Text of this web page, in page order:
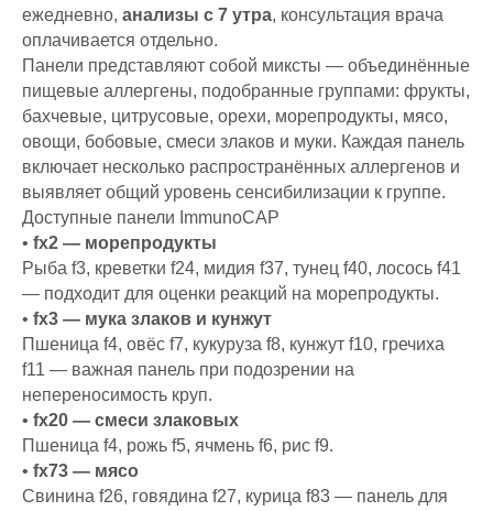
ежедневно, анализы с 7 утра, консультация врача
оплачивается отдельно.
Панели представляют собой миксты — объединённые
пищевые аллергены, подобранные группами: фрукты,
бахчевые, цитрусовые, орехи, морепродукты, мясо,
овощи, бобовые, смеси злаков и муки. Каждая панель
включает несколько распространённых аллергенов и
выявляет общий уровень сенсибилизации к группе.
Доступные панели ImmunoCAP
• fx2 — морепродукты
Рыба f3, креветки f24, мидия f37, тунец f40, лосось f41
— подходит для оценки реакций на морепродукты.
• fx3 — мука злаков и кунжут
Пшеница f4, овёс f7, кукуруза f8, кунжут f10, гречиха
f11 — важная панель при подозрении на
непереносимость круп.
• fx20 — смеси злаковых
Пшеница f4, рожь f5, ячмень f6, рис f9.
• fx73 — мясо
Свинина f26, говядина f27, курица f83 — панель для